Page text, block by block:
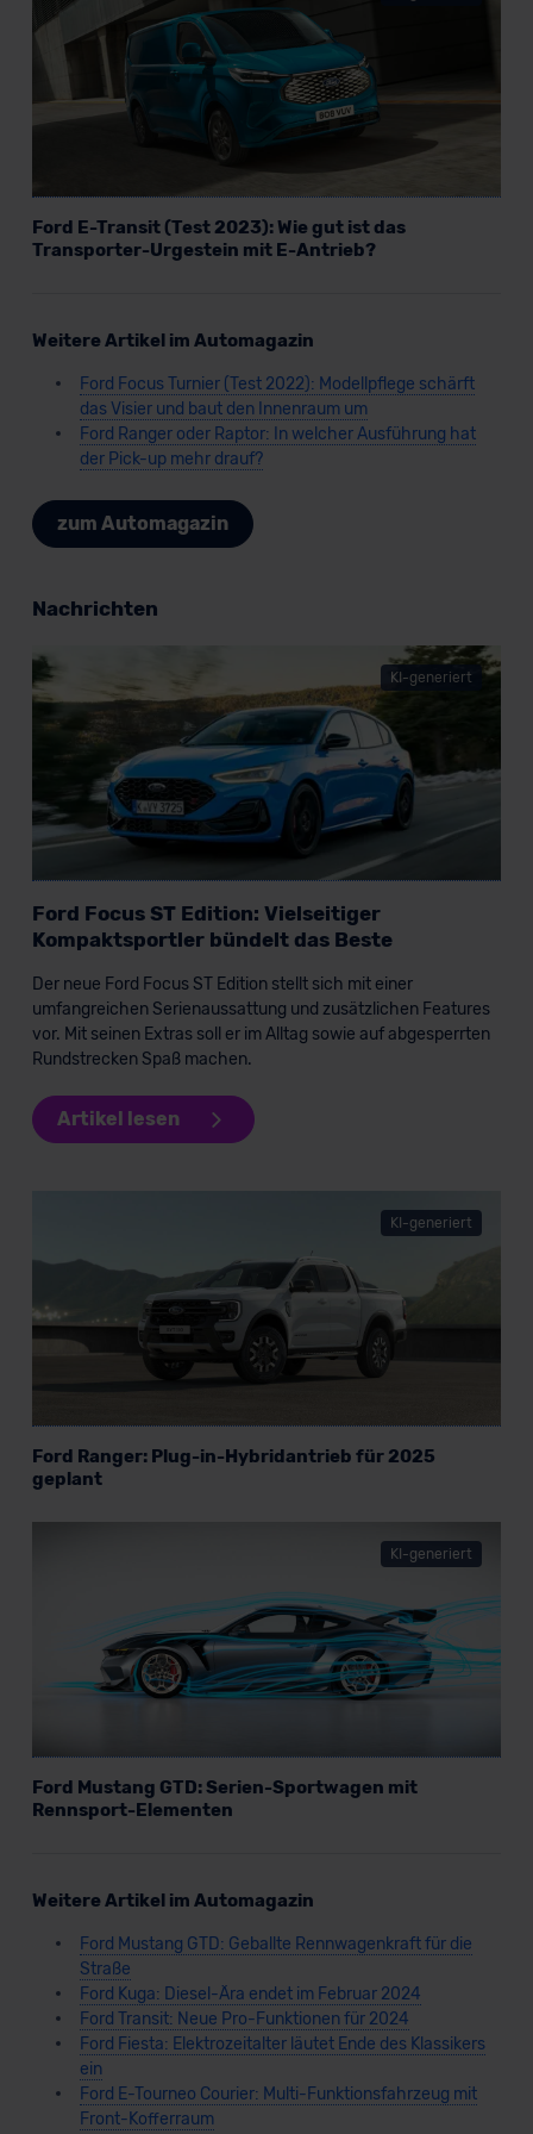
Kommission (Art. 45 Abs. 1 DSGVO), von
Standarddatenschutzklauseln (Art. 46 Abs. 2 lit. c
DSGVO) oder wenn Sie hierzu Ihre Einwilligung freiwillig
erteilen. Nähere Informationen zu den bestehenden
Datenschutzklauseln können Sie über den Kontakt zu
unserem Datenschutzbeauftragten unter
Datenschutzerklärung| Impressum
Ford E-Transit (Test 2023): Wie gut ist das
Transporter-Urgestein mit E-Antrieb?
Weitere Artikel im Automagazin
Ford Focus Turnier (Test 2022): Modellpflege schärft
das Visier und baut den Innenraum um
Ford Ranger oder Raptor: In welcher Ausführung hat
der Pick-up mehr drauf?
zum Automagazin
Nachrichten
KI-generiert
Ford Focus ST Edition: Vielseitiger
Kompaktsportler bündelt das Beste
Der neue Ford Focus ST Edition stellt sich mit einer
umfangreichen Serienaussattung und zusätzlichen Features
vor. Mit seinen Extras soll er im Alltag sowie auf abgesperrten
Rundstrecken Spaß machen.
Artikel lesen
KI-generiert
Ford Ranger: Plug-in-Hybridantrieb für 2025
geplant
KI-generiert
Ford Mustang GTD: Serien-Sportwagen mit
Rennsport-Elementen
Weitere Artikel im Automagazin
Ford Mustang GTD: Geballte Rennwagenkraft für die
Straße
Ford Kuga: Diesel-Ära endet im Februar 2024
Ford Transit: Neue Pro-Funktionen für 2024
Ford Fiesta: Elektrozeitalter läutet Ende des Klassikers
ein
Ford E-Tourneo Courier: Multi-Funktionsfahrzeug mit
Front-Kofferraum